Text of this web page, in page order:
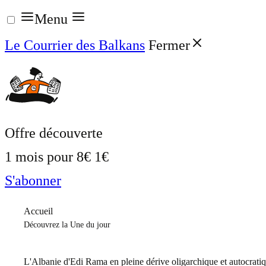
Aller
au
contenu
Menu
Le Courrier des Balkans Fermer
Offre découverte
1 mois pour 8€ 1€
S'abonner
Accueil
Découvrez la Une du jour
L'Albanie d'Edi Rama en pleine dérive oligarchique et